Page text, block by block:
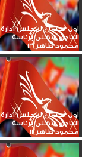
اول اجتماع لمجلس ادارة
النادى الاهلى برئاسة
محمود طاهر_13
اول اجتماع لمجلس ادارة
النادى الاهلى برئاسة
محمود طاهر_11